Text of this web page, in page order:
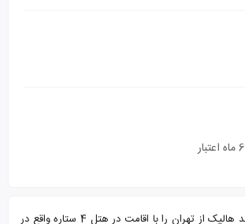
تور استانبول هتل گرند هالیک از تهران را با اقامت در هتل 4 ستاره واقع در